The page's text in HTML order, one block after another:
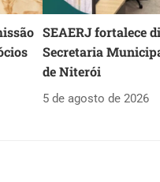
SEAERJ fortalece
Secretaria
de Niterói
5 de agosto de 2026